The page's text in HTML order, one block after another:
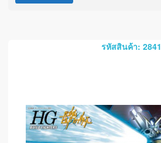
รหัสสินค้า: 2841